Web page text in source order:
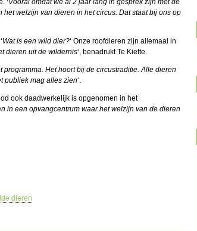
‘Vooral omdat we al 2 jaar lang in gesprek zijn met de
welzijn van dieren in het circus. Dat staat bij ons op
Wat is een wild dier?‘ Onze roofdieren zijn allemaal in
dieren uit de wildernis‘, benadrukt Te Kiefte.
Het hoort bij de circustraditie. Alle dieren
publiek mag alles zien‘.
ook daadwerkelijk is opgenomen in het
in een opvangcentrum waar het welzijn van de dieren
dieren